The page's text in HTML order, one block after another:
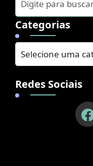
Categorias
Redes Sociais